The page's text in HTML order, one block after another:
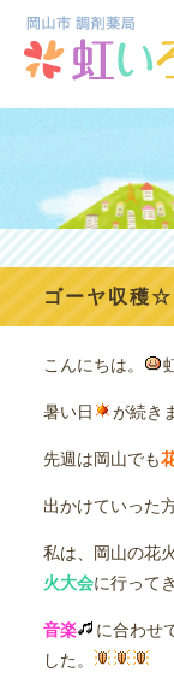
ゴーヤ収穫☆
こんにちは。
暑い日 が続き
先週は岡山でも
出かけていった
私は、岡山の花
火大会に行って
音楽 に合わせ
した。